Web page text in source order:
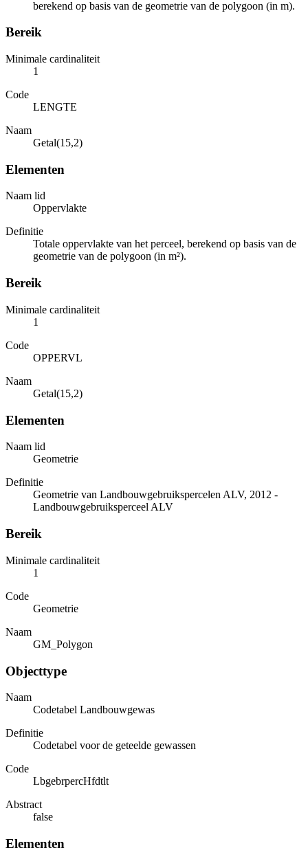
berekend op basis van de geometrie van de polygoon (in m).
Bereik
Minimale cardinaliteit
1
Code
LENGTE
Naam
Getal(15,2)
Elementen
Naam lid
Oppervlakte
Definitie
Totale oppervlakte van het perceel, berekend op basis van de
geometrie van de polygoon (in m²).
Bereik
Minimale cardinaliteit
1
Code
OPPERVL
Naam
Getal(15,2)
Elementen
Naam lid
Geometrie
Definitie
Geometrie van Landbouwgebruikspercelen ALV, 2012 -
Landbouwgebruiksperceel ALV
Bereik
Minimale cardinaliteit
1
Code
Geometrie
Naam
GM_Polygon
Objecttype
Naam
Codetabel Landbouwgewas
Definitie
Codetabel voor de geteelde gewassen
Code
LbgebrpercHfdtlt
Abstract
false
Elementen